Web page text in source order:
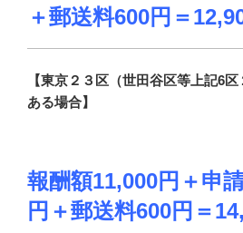
＋郵送料600円 ＝
【東京２３区（世田谷区等上記6
ある場合】
報酬額11,000円＋申
円＋郵送料600円＝